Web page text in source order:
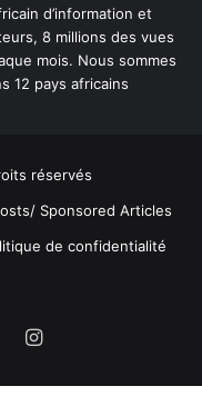
d’information et
8 millions des vues
mois. Nous sommes
12 pays africains
réservés
Sponsored Articles
de confidentialité
Instagram